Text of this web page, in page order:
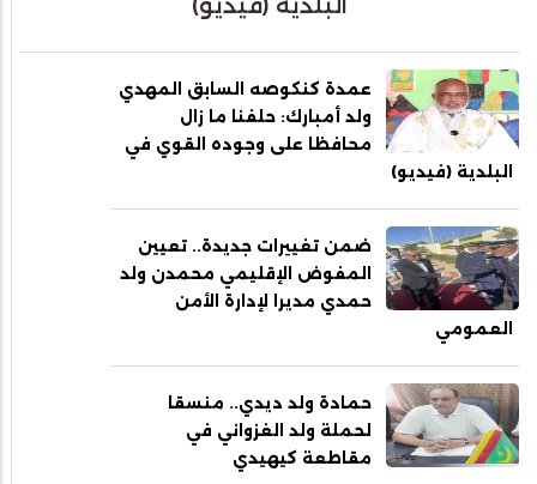
عمدة كنكوصه السابق المهدي
ولد أمبارك: حلفنا ما زال
محافظا على وجوده القوي في
البلدية (فيديو)
ضمن تغييرات جديدة.. تعيين
المفوض الإقليمي محمدن ولد
حمدي مديرا لإدارة الأمن
العمومي
حمادة ولد ديدي.. منسقا
لحملة ولد الغزواني في
مقاطعة كيهيدي